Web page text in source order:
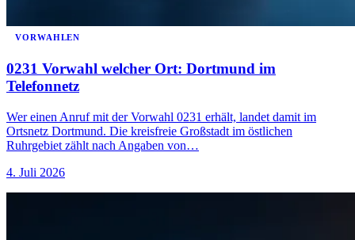
VORWAHLEN
0231 Vorwahl welcher Ort: Dortmund im
Telefonnetz
Wer einen Anruf mit der Vorwahl 0231 erhält, landet damit im
Ortsnetz Dortmund. Die kreisfreie Großstadt im östlichen
Ruhrgebiet zählt nach Angaben von…
4. Juli 2026